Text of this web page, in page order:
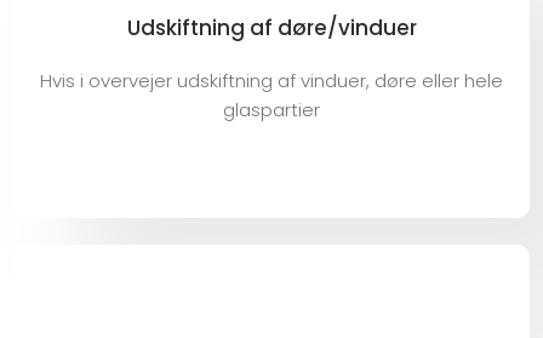
Udskiftning af døre/vinduer
Hvis i overvejer udskiftning af vinduer, døre eller hele
glaspartier